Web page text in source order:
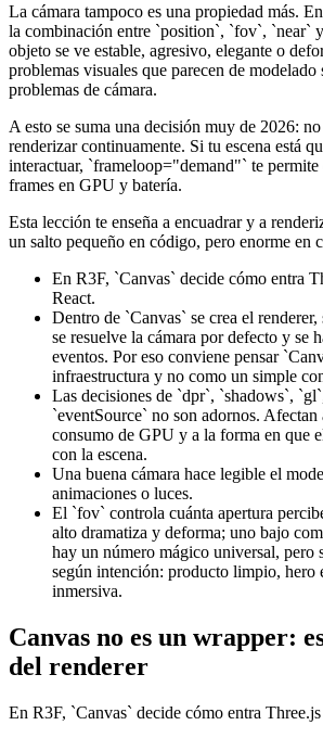
La cámara tampoco es una propiedad más.
la combinación entre `position`, `fov`, `near`
objeto se ve estable, agresivo, elegante o
problemas visuales que parecen de modelado
problemas de cámara.
A esto se suma una decisión muy de 2026:
renderizar continuamente. Si tu escena está
interactuar, `frameloop="demand"` te permite
frames en GPU y batería.
Esta lección te enseña a encuadrar y a
un salto pequeño en código, pero enorme en
En R3F, `Canvas` decide cómo entra
React.
Dentro de `Canvas` se crea el renderer,
se resuelve la cámara por defecto y se
eventos. Por eso conviene pensar
infraestructura y no como un simple
Las decisiones de `dpr`, `shadows`,
`eventSource` no son adornos. Afectan
consumo de GPU y a la forma en que
con la escena.
Una buena cámara hace legible el
animaciones o luces.
El `fov` controla cuánta apertura
alto dramatiza y deforma; uno bajo
hay un número mágico universal, pero
según intención: producto limpio, hero
inmersiva.
Canvas no es un wrapper:
del renderer
En R3F, `Canvas` decide cómo entra